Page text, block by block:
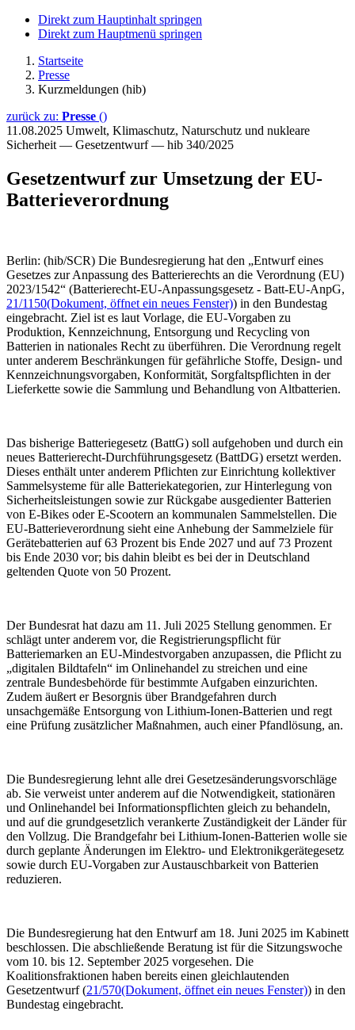
Direkt zum Hauptinhalt springen
Direkt zum Hauptmenü springen
Startseite
Presse
Kurzmeldungen (hib)
zurück zu: Presse ()
11.08.2025 Umwelt, Klimaschutz, Naturschutz und nukleare
Sicherheit — Gesetzentwurf — hib 340/2025
Gesetzentwurf zur Umsetzung der EU-
Batterieverordnung
Berlin: (hib/SCR) Die Bundesregierung hat den „Entwurf eines
Gesetzes zur Anpassung des Batterierechts an die Verordnung (EU)
2023/1542“ (Batterierecht-EU-Anpassungsgesetz - Batt-EU-AnpG,
21/1150(Dokument, öffnet ein neues Fenster)) in den Bundestag
eingebracht. Ziel ist es laut Vorlage, die EU-Vorgaben zu
Produktion, Kennzeichnung, Entsorgung und Recycling von
Batterien in nationales Recht zu überführen. Die Verordnung regelt
unter anderem Beschränkungen für gefährliche Stoffe, Design- und
Kennzeichnungsvorgaben, Konformität, Sorgfaltspflichten in der
Lieferkette sowie die Sammlung und Behandlung von Altbatterien.
Das bisherige Batteriegesetz (BattG) soll aufgehoben und durch ein
neues Batterierecht-Durchführungsgesetz (BattDG) ersetzt werden.
Dieses enthält unter anderem Pflichten zur Einrichtung kollektiver
Sammelsysteme für alle Batteriekategorien, zur Hinterlegung von
Sicherheitsleistungen sowie zur Rückgabe ausgedienter Batterien
von E-Bikes oder E-Scootern an kommunalen Sammelstellen. Die
EU-Batterieverordnung sieht eine Anhebung der Sammelziele für
Gerätebatterien auf 63 Prozent bis Ende 2027 und auf 73 Prozent
bis Ende 2030 vor; bis dahin bleibt es bei der in Deutschland
geltenden Quote von 50 Prozent.
Der Bundesrat hat dazu am 11. Juli 2025 Stellung genommen. Er
schlägt unter anderem vor, die Registrierungspflicht für
Batteriemarken an EU-Mindestvorgaben anzupassen, die Pflicht zu
„digitalen Bildtafeln“ im Onlinehandel zu streichen und eine
zentrale Bundesbehörde für bestimmte Aufgaben einzurichten.
Zudem äußert er Besorgnis über Brandgefahren durch
unsachgemäße Entsorgung von Lithium-Ionen-Batterien und regt
eine Prüfung zusätzlicher Maßnahmen, auch einer Pfandlösung, an.
Die Bundesregierung lehnt alle drei Gesetzesänderungsvorschläge
ab. Sie verweist unter anderem auf die Notwendigkeit, stationären
und Onlinehandel bei Informationspflichten gleich zu behandeln,
und auf die grundgesetzlich verankerte Zuständigkeit der Länder für
den Vollzug. Die Brandgefahr bei Lithium-Ionen-Batterien wolle sie
durch geplante Änderungen im Elektro- und Elektronikgerätegesetz
sowie durch EU-Vorgaben zur Austauschbarkeit von Batterien
reduzieren.
Die Bundesregierung hat den Entwurf am 18. Juni 2025 im Kabinett
beschlossen. Die abschließende Beratung ist für die Sitzungswoche
vom 10. bis 12. September 2025 vorgesehen. Die
Koalitionsfraktionen haben bereits einen gleichlautenden
Gesetzentwurf (21/570(Dokument, öffnet ein neues Fenster)) in den
Bundestag eingebracht.